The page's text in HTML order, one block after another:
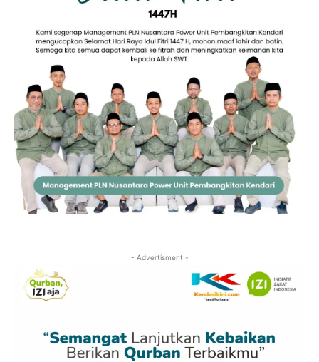
- Advertisment -